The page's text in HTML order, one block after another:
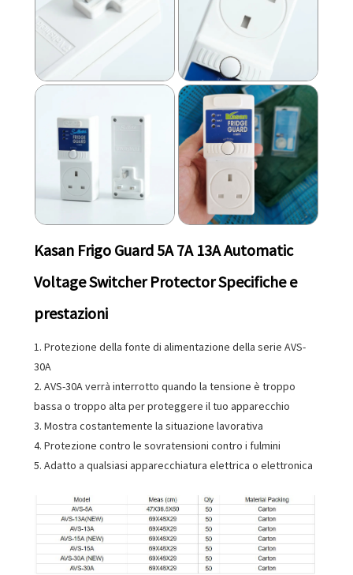
Kasan Frigo Guard 5A 7A 13A Automatic
Voltage Switcher Protector Specifiche e
prestazioni
1. Protezione della fonte di alimentazione della serie AVS-
30A
2. AVS-30A verrà interrotto quando la tensione è troppo
bassa o troppo alta per proteggere il tuo apparecchio
3. Mostra costantemente la situazione lavorativa
4. Protezione contro le sovratensioni contro i fulmini
5. Adatto a qualsiasi apparecchiatura elettrica o elettronica